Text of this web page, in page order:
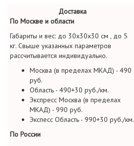
Доставка
По Москве и области
Габариты и вес: до 30х30х30 см , до 5
кг. Свыше указанных параметров
рассчитывается индивидуально.
Москва (в пределах МКАД) - 490
руб.
Область - 490+30 руб./км.
Экспресс Москва (в пределах
МКАД) - 990 руб.
Экспесс Область - 990+30 руб./км.
По России